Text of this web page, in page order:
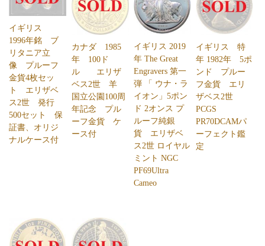
イギリス
1996年銘 ブ
リタニア立
像 プルーフ
金貨4枚セッ
ト エリザベ
ス2世 発行
500セット 保
証書、オリジ
ナルケース付
カナダ 1985
年 100ド
ル エリザ
ベス2世 羊
国立公園100周
年記念 プル
ーフ金貨 ケ
ース付
イギリス 2019
年 The Great
Engravers 第一
弾 「 ウナ・ラ
イオン」5ポン
ド 2オンス プ
ルーフ純銀
貨 エリザベ
ス2世 ロイヤル
ミント NGC
PF69Ultra
Cameo
イギリス 特
年 1982年 5ポ
ンド プルー
フ金貨 エリ
ザベス2世
PCGS
PR70DCAMパ
ーフェクト鑑
定